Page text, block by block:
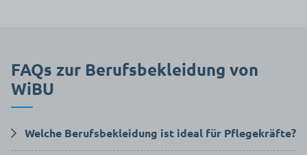
FAQs zur Berufsbekleidung von
WiBU
Welche Berufsbekleidung ist ideal für Pflegekräfte?